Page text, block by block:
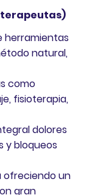
herramientas
natural,
como
fisioterapia,
dolores
y bloqueos
ofreciendo un
gran